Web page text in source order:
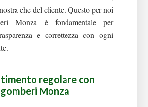
che del cliente. Questo per noi
Monza è fondamentale per
e correttezza con ogni
regolare con
Monza